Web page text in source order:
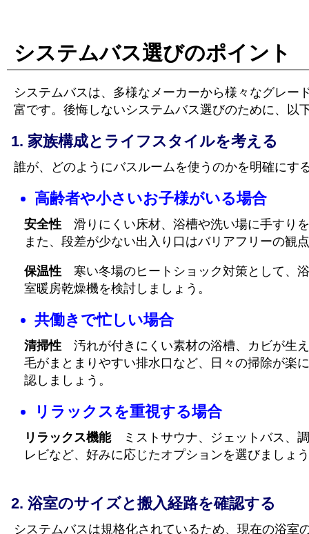
システムバス選びのポイント
システムバスは、多様なメーカーから様々なグレー
富です。後悔しないシステムバス選びのために、以
家族構成とライフスタイルを考える
誰が、どのようにバスルームを使うのかを明確にす
高齢者や小さいお子様がいる場合
安全性 滑りにくい床材、浴槽や洗い場に手すり
また、段差が少ない出入り口はバリアフリーの観
保温性 寒い冬場のヒートショック対策として、
室暖房乾燥機を検討しましょう。
共働きで忙しい場合
清掃性 汚れが付きにくい素材の浴槽、カビが生
毛がまとまりやすい排水口など、日々の掃除が楽
認しましょう。
リラックスを重視する場合
リラックス機能ミストサウナ、ジェットバス、
レビなど、好みに応じたオプションを選びましょ
浴室のサイズと搬入経路を確認する
システムバスは規格化されているため、現在の浴室